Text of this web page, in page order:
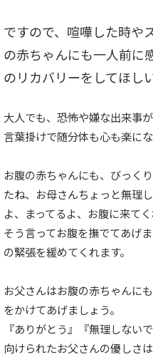
ですので、喧嘩した時や
の赤ちゃんにも一人前に
のリカバリーをしてほし
大人でも、恐怖や嫌な出来事
言葉掛けで随分体も心も楽にな
お腹の赤ちゃんにも、びっく
たね、お母さんちょっと無理
よ、まってるよ、お腹に来てく
そう言ってお腹を撫でてあげ
の緊張を緩めてくれます。
お父さんはお腹の赤ちゃんに
をかけてあげましょう。
『ありがとう』『無理しない
向けられたお父さんの優しさは